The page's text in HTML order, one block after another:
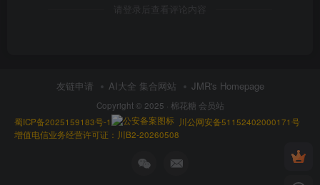
请登录后查看评论内容
友链申请 AI大全 集合网站 JMR's Homepage
Copyright © 2025 · 棉花糖 会员站
蜀ICP备2025159183号-1
川公网安备51152402000171号
增值电信业务经营许可证：川B2-20260508